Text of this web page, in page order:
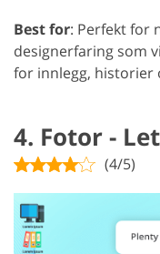
Best for: Perfekt for
designerfaring som
for innlegg, historier
4. Fotor -
(4/5)